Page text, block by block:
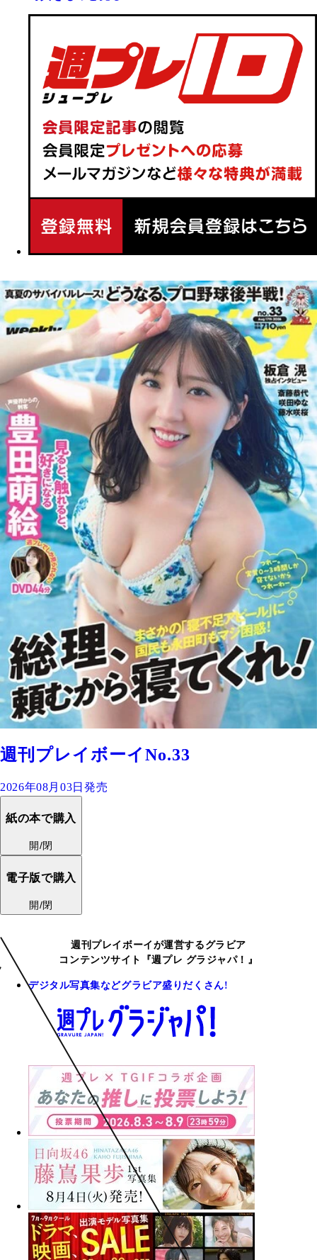
週刊プレイボーイNo.33
2026年08月03日発売
紙の本で購入
開/閉
電子版で購入
開/閉
週刊プレイボーイが運営するグラビア
コンテンツサイト『週プレ グラジャパ！』
デジタル写真集などグラビア盛りだくさん!